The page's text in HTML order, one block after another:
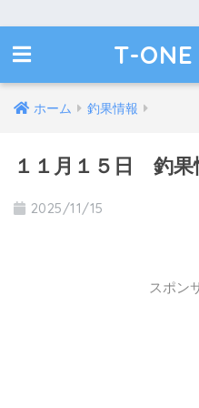
T-
ホーム 釣果情報
１１月１５日 釣果
2025/11/15
スポン